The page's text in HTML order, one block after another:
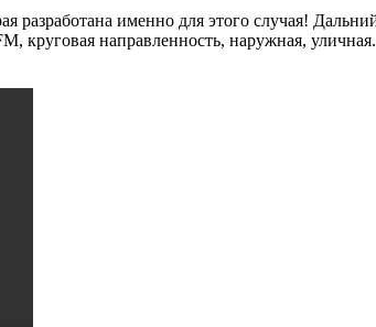
разработана именно для этого случая!
направленность, наружная,